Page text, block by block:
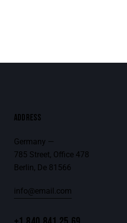
ADDRESS
Germany —
785 Street, Office 478
Berlin, De 81566
info@email.com